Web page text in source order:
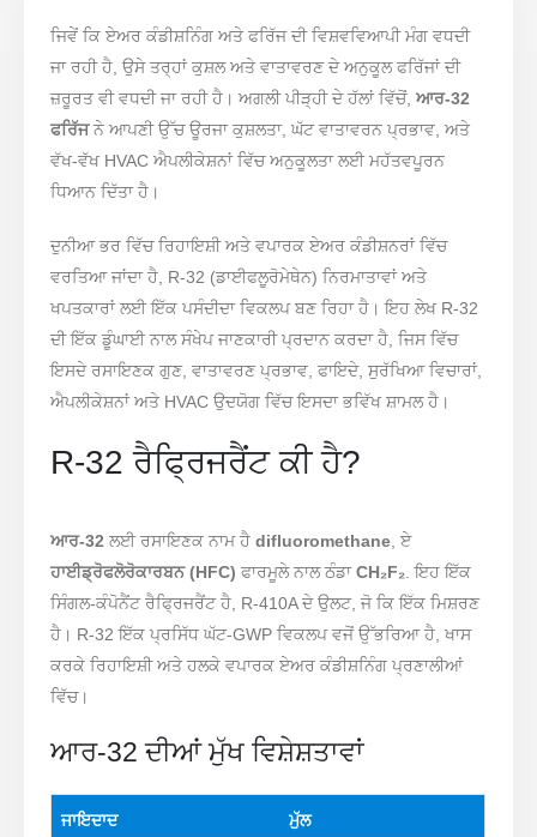
ਜਿਵੇਂ ਕਿ ਏਅਰ ਕੰਡੀਸ਼ਨਿੰਗ ਅਤੇ ਫਰਿੱਜ ਦੀ ਵਿਸ਼ਵਵਿਆਪੀ ਮੰਗ ਵਧਦੀ
ਜਾ ਰਹੀ ਹੈ, ਉਸੇ ਤਰ੍ਹਾਂ ਕੁਸ਼ਲ ਅਤੇ ਵਾਤਾਵਰਣ ਦੇ ਅਨੁਕੂਲ ਫਰਿੱਜਾਂ ਦੀ
ਜ਼ਰੂਰਤ ਵੀ ਵਧਦੀ ਜਾ ਰਹੀ ਹੈ। ਅਗਲੀ ਪੀੜ੍ਹੀ ਦੇ ਹੱਲਾਂ ਵਿੱਚੋਂ,ਆਰ-32
ਫਰਿੱਜਨੇ ਆਪਣੀ ਉੱਚ ਊਰਜਾ ਕੁਸ਼ਲਤਾ, ਘੱਟ ਵਾਤਾਵਰਨ ਪ੍ਰਭਾਵ, ਅਤੇ
ਵੱਖ-ਵੱਖ HVAC ਐਪਲੀਕੇਸ਼ਨਾਂ ਵਿੱਚ ਅਨੁਕੂਲਤਾ ਲਈ ਮਹੱਤਵਪੂਰਨ
ਧਿਆਨ ਦਿੱਤਾ ਹੈ।
ਦੁਨੀਆ ਭਰ ਵਿੱਚ ਰਿਹਾਇਸ਼ੀ ਅਤੇ ਵਪਾਰਕ ਏਅਰ ਕੰਡੀਸ਼ਨਰਾਂ ਵਿੱਚ
ਵਰਤਿਆ ਜਾਂਦਾ ਹੈ, R-32 (ਡਾਈਫਲੂਰੋਮੇਥੇਨ) ਨਿਰਮਾਤਾਵਾਂ ਅਤੇ
ਖਪਤਕਾਰਾਂ ਲਈ ਇੱਕ ਪਸੰਦੀਦਾ ਵਿਕਲਪ ਬਣ ਰਿਹਾ ਹੈ। ਇਹ ਲੇਖ R-32
ਦੀ ਇੱਕ ਡੂੰਘਾਈ ਨਾਲ ਸੰਖੇਪ ਜਾਣਕਾਰੀ ਪ੍ਰਦਾਨ ਕਰਦਾ ਹੈ, ਜਿਸ ਵਿੱਚ
ਇਸਦੇ ਰਸਾਇਣਕ ਗੁਣ, ਵਾਤਾਵਰਣ ਪ੍ਰਭਾਵ, ਫਾਇਦੇ, ਸੁਰੱਖਿਆ ਵਿਚਾਰਾਂ,
ਐਪਲੀਕੇਸ਼ਨਾਂ ਅਤੇ HVAC ਉਦਯੋਗ ਵਿੱਚ ਇਸਦਾ ਭਵਿੱਖ ਸ਼ਾਮਲ ਹੈ।
R-32 ਰੈਫ੍ਰਿਜਰੈਂਟ ਕੀ ਹੈ?
ਆਰ-32 ਲਈ ਰਸਾਇਣਕ ਨਾਮ ਹੈdifluoromethane, ਏ
ਹਾਈਡ੍ਰੋਫਲੋਰੋਕਾਰਬਨ (HFC) ਫਾਰਮੂਲੇ ਨਾਲ ਠੰਡਾCH₂F₂. ਇਹ ਇੱਕ
ਸਿੰਗਲ-ਕੰਪੋਨੈਂਟ ਰੈਫ੍ਰਿਜਰੈਂਟ ਹੈ, R-410A ਦੇ ਉਲਟ, ਜੋ ਕਿ ਇੱਕ ਮਿਸ਼ਰਣ
ਹੈ। R-32 ਇੱਕ ਪ੍ਰਸਿੱਧ ਘੱਟ-GWP ਵਿਕਲਪ ਵਜੋਂ ਉੱਭਰਿਆ ਹੈ, ਖਾਸ
ਕਰਕੇ ਰਿਹਾਇਸ਼ੀ ਅਤੇ ਹਲਕੇ ਵਪਾਰਕ ਏਅਰ ਕੰਡੀਸ਼ਨਿੰਗ ਪ੍ਰਣਾਲੀਆਂ
ਵਿੱਚ।
ਆਰ-32 ਦੀਆਂ ਮੁੱਖ ਵਿਸ਼ੇਸ਼ਤਾਵਾਂ
ਜਾਇਦਾਦ ਮੁੱਲ